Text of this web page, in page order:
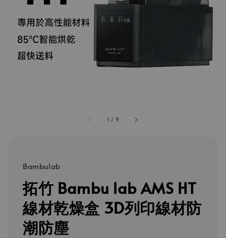
1 / 9
Bambulab
拓竹 Bambu lab AMS HT
線材乾燥盒 3D列印線材防
潮防塵